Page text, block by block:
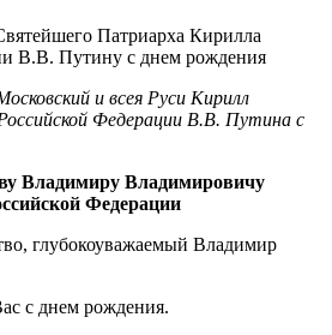
и всея Руси Кирилл
Федерации В.В. Путина с
Владимиру Владимировичу
Федерации
глубокоуважаемый Владимир
с днем рождения.